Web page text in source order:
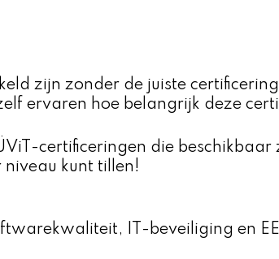
zijn zonder de juiste
ervaren hoe belangrijk deze
certificeringen die
kunt tillen!
IT-beveiliging en